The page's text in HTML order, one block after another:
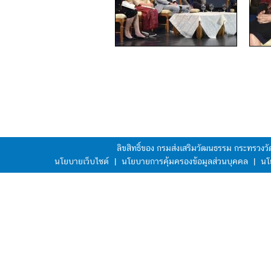
ลิขสิทธิ์ของ กรมส่งเสริมวัฒนธรรม กระทรว
นโยบายเว็บไซต์
| นโยบายการคุ้มครองข้อมูลส่วนบุคคล | น